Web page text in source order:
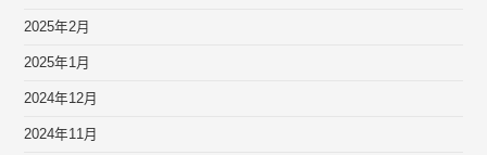
2025年2月
2025年1月
2024年12月
2024年11月